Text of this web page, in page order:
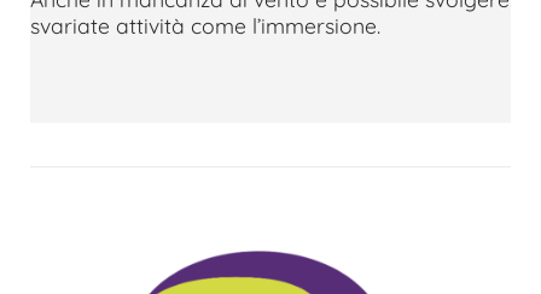
svariate attività come l’immersione.